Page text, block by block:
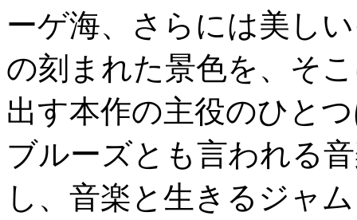
ーゲ海、さらには美し
の刻まれた景色を、そ
出す本作の主役のひと
ブルーズとも言われる
し、音楽と生きるジャ